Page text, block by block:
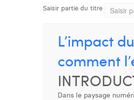
Saisir partie du titre
L’impact
comment
Dans le paysage